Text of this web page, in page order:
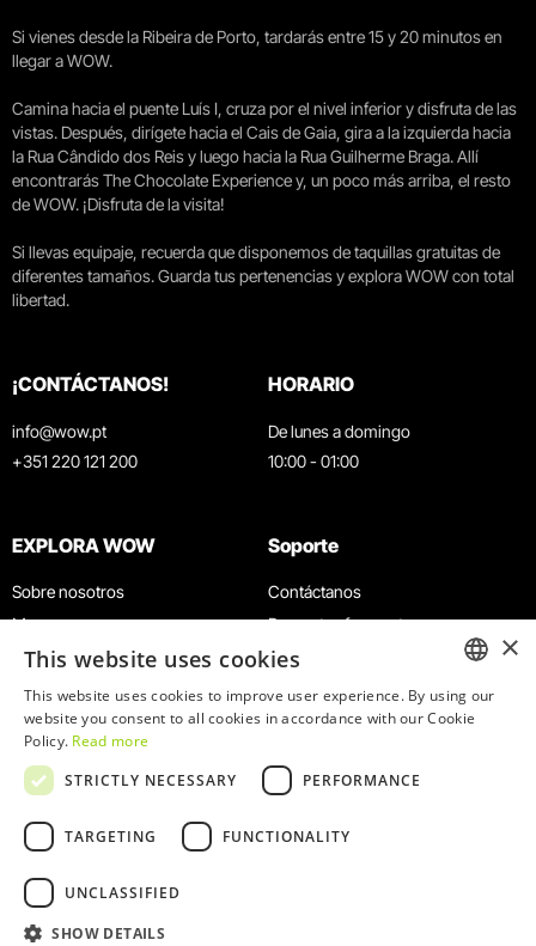
Si vienes desde la Ribeira de Porto, tardarás entre 15 y 20 minutos en
llegar a WOW.
Camina hacia el puente Luís I, cruza por el nivel inferior y disfruta de las
vistas. Después, dirígete hacia el Cais de Gaia, gira a la izquierda hacia
la Rua Cândido dos Reis y luego hacia la Rua Guilherme Braga. Allí
encontrarás The Chocolate Experience y, un poco más arriba, el resto
de WOW. ¡Disfruta de la visita!
Si llevas equipaje, recuerda que disponemos de taquillas gratuitas de
diferentes tamaños. Guarda tus pertenencias y explora WOW con total
libertad.
¡CONTÁCTANOS!
info@wow.pt
+351 220 121 200
HORARIO
De lunes a domingo
10:00 - 01:00
EXPLORA WOW
Sobre nosotros
Museos
Agenda
Noticias
Restaurantes
Tarjeta WOW
Grupos y eventos
Servicio educativo
Soporte
Contáctanos
Preguntas frecuentes
Términos y condiciones
Política de privacidad y cookies
Trabaja con nosotros
Libro de reclamaciones
© 2026
ENGLISH
×
This website uses cookies
This website uses cookies to improve user experience. By using our
website you consent to all cookies in accordance with our Cookie
Policy. Read more
STRICTLY NECESSARY
PERFORMANCE
TARGETING FUNCTIONALITY
UNCLASSIFIED
SHOW DETAILS